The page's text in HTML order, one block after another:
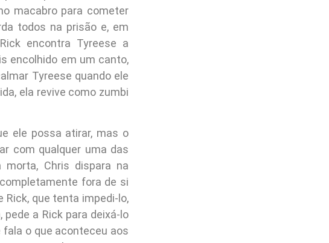
macabro para cometer
todos na prisão e, em
encontra Tyreese a
encolhido em um canto,
Tyreese quando ele
ela revive como zumbi
ele possa atirar, mas o
com qualquer uma das
Chris dispara na
fora de si
que tenta impedi-lo,
a Rick para deixá-lo
o que aconteceu aos